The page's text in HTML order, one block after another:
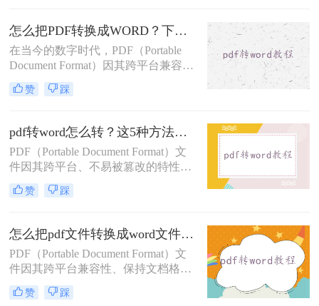
文档内容时感到不便。那么电脑上pdf
怎么转word呢？本文将详细介绍几种
将电脑上的PDF文件转换为Word文档
的方法，帮助你轻松完成转换。
怎么把PDF转换成WORD？下面三种方法马上教会你！
在当今的数字时代，PDF（Portable
Document Format）因其跨平台兼容性
和稳定性而广泛用于文档共享和保
存。然而，有时我们可能需要编辑或
为Word格式就显得尤为重要。那么怎
么把PDF转换成WORD呢？本文将详
细介绍几种将PDF转换成Word的方
法，帮助您轻松实现文档格式的转
换。
赞 踩
pdf转word怎么转？这5种方法任你选择！
PDF（Portable Document Format）文
件因其跨平台、不易被篡改的特性，
在文档分享和保存中广泛使用。然
而，在某些情况下，我们可能需要将
格式，以便进行编辑或进一步处理。
那么pdf转word怎么转呢？以下是一些
常用的PDF转Word的转换方法。
赞 踩
怎么把pdf文件转换成word文件？这3种转换方法很简单！
PDF（Portable Document Format）文
件因其跨平台兼容性、保持文档格式
不变等优点，在日常生活和工作中得
到了广泛应用。然而，当我们需要编
赞 踩